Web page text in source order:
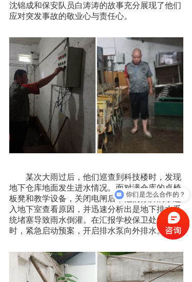
沈锦成和保安队员白涛涛的故事充分展现了他们
应对突发事故的敬业心与责任心。
某次大雨过后，他们巡查到科技楼时，发现
地下仓库地面发生进水情况。面对满仓库的桌椅
板凳和教学设备，关闭电闸后，他们赤脚淌水进
入地下室查看原因，并迅速分析出是地下排水系
统堵塞导致雨水倒灌。在汇报学校保卫处的同
时，紧急启动预案，开启排水泵向外排水。
你们是怎么合作的？